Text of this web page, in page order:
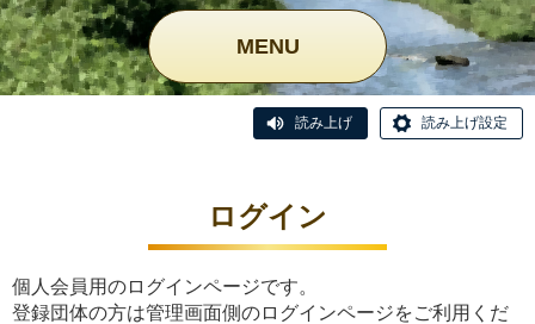
MENU
読み上げ 読み上げ設定
ログイン
個人会員用のログインページです。
登録団体の方は管理画面側のログインページをご利用くだ